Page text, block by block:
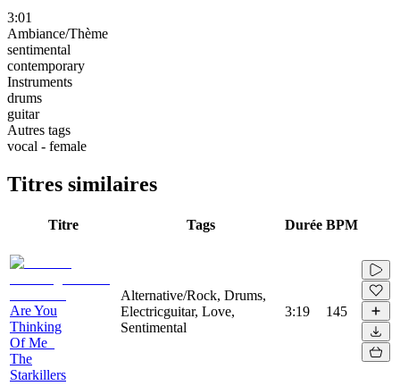
3:01
Ambiance/Thème
sentimental
contemporary
Instruments
drums
guitar
Autres tags
vocal - female
Titres similaires
Titre Tags Durée BPM
Are You
Thinking
Of Me_
The
Starkillers
Alternative/Rock, Drums,
Electricguitar, Love,
Sentimental
3:19 145